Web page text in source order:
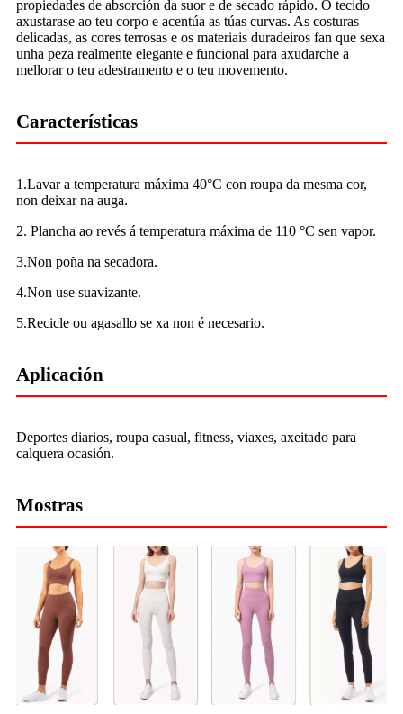
propiedades de absorción da suor e de secado rápido. O tecido
axustarase ao teu corpo e acentúa as túas curvas. As costuras
delicadas, as cores terrosas e os materiais duradeiros fan que sexa
unha peza realmente elegante e funcional para axudarche a
mellorar o teu adestramento e o teu movemento.
Características
1.Lavar a temperatura máxima 40°C con roupa da mesma cor,
non deixar na auga.
2. Plancha ao revés á temperatura máxima de 110 °C sen vapor.
3.Non poña na secadora.
4.Non use suavizante.
5.Recicle ou agasallo se xa non é necesario.
Aplicación
Deportes diarios, roupa casual, fitness, viaxes, axeitado para
calquera ocasión.
Mostras